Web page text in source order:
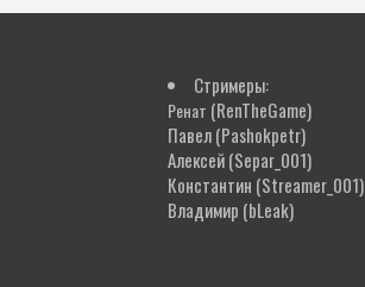
Стримеры:
Ренат (RenTheGame)
Павел(Pashokpetr)
Алексей(Separ_001)
Константин (Streamer_001)
Владимир (bLeak)